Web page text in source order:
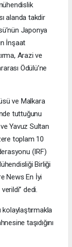
alanda takdir
Japonya
İnşaat
Arazi ve
Ödülü’ne
ve Malkara
tuttuğunu
Yavuz Sultan
toplam 10
(IRF)
Birliği
News En İyi
dedi.
kolaylaştırmakla
taşıdığını